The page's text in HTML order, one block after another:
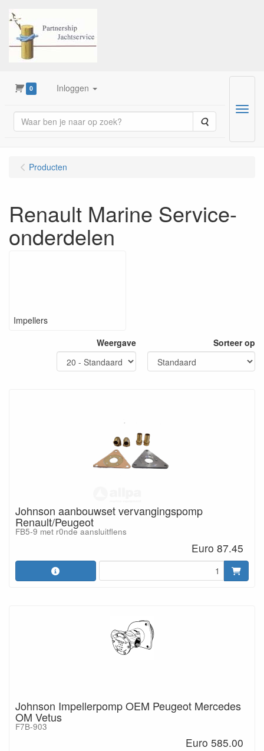
0 Inloggen
Zoeken
Menu
Producten
Renault Marine Service-
onderdelen
Impellers
Weergave
Sorteer op
Johnson aanbouwset vervangingspomp
Renault/Peugeot
FB5-9 met r0nde aansluitflens
Euro 87.45
Johnson Impellerpomp OEM Peugeot Mercedes
OM Vetus
F7B-903
Euro 585.00